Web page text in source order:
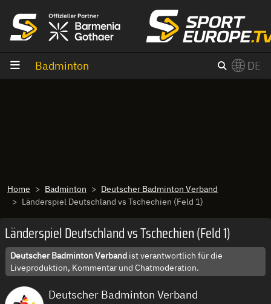
Badminton DE
Home Badminton
Deutscher Badminton Verband
Länderspiel Deutschland vs Tschechien (Feld 1)
Länderspiel Deutschland vs Tschechien (Feld 1)
Deutscher Badminton Verband ist verantwortlich für die
Liveproduktion, Kommentar und Chatmoderation.
Deutscher Badminton Verband